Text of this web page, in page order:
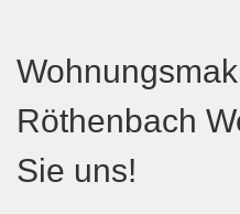
Röthenbach
Sie uns!